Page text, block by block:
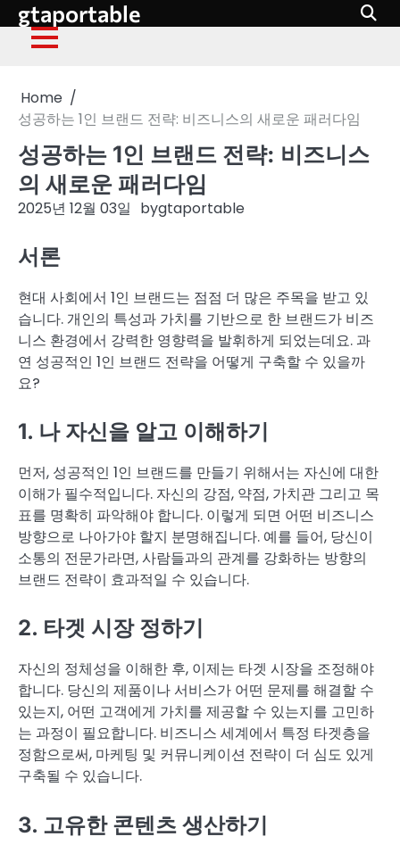
Skip
to
content
gtaportable
Home
성공하는 1인 브랜드 전략: 비즈니스의 새로운 패러다임
성공하는 1인 브랜드 전략: 비즈니스
의 새로운 패러다임
2025년 12월 03일 bygtaportable
서론
현대 사회에서 1인 브랜드는 점점 더 많은 주목을 받고 있
습니다. 개인의 특성과 가치를 기반으로 한 브랜드가 비즈
니스 환경에서 강력한 영향력을 발휘하게 되었는데요. 과
연 성공적인 1인 브랜드 전략을 어떻게 구축할 수 있을까
요?
1. 나 자신을 알고 이해하기
먼저, 성공적인 1인 브랜드를 만들기 위해서는 자신에 대한
이해가 필수적입니다. 자신의 강점, 약점, 가치관 그리고 목
표를 명확히 파악해야 합니다. 이렇게 되면 어떤 비즈니스
방향으로 나아가야 할지 분명해집니다. 예를 들어, 당신이
소통의 전문가라면, 사람들과의 관계를 강화하는 방향의
브랜드 전략이 효과적일 수 있습니다.
2. 타겟 시장 정하기
자신의 정체성을 이해한 후, 이제는 타겟 시장을 조정해야
합니다. 당신의 제품이나 서비스가 어떤 문제를 해결할 수
있는지, 어떤 고객에게 가치를 제공할 수 있는지를 고민하
는 과정이 필요합니다. 비즈니스 세계에서 특정 타겟층을
정함으로써, 마케팅 및 커뮤니케이션 전략이 더 심도 있게
구축될 수 있습니다.
3. 고유한 콘텐츠 생산하기